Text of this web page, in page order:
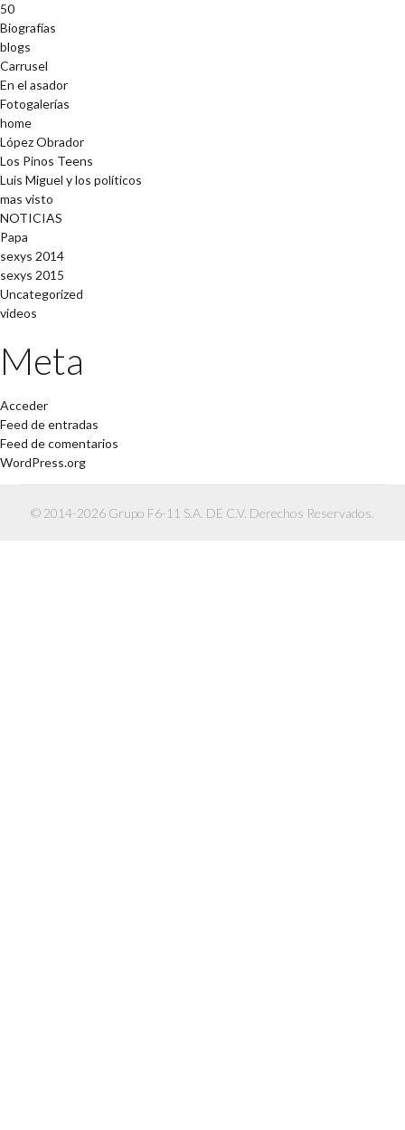
50
Biografías
blogs
Carrusel
En el asador
Fotogalerías
home
López Obrador
Los Pinos Teens
Luis Miguel y los políticos
mas visto
NOTICIAS
Papa
sexys 2014
sexys 2015
Uncategorized
videos
Meta
Acceder
Feed de entradas
Feed de comentarios
WordPress.org
© 2014-2026 Grupo F6-11 S.A. DE C.V. Derechos Reservados.